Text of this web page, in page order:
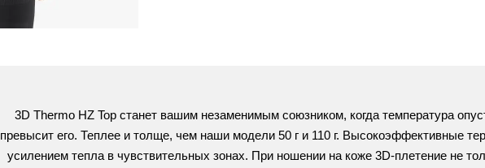
3D Thermo HZ Top станет вашим незаменимым союзником, когда температура
превысит его. Теплее и толще, чем наши модели 50 г и 110 г. Высокоэффективные
усилением тепла в чувствительных зонах. При ношении на коже 3D-плетение не